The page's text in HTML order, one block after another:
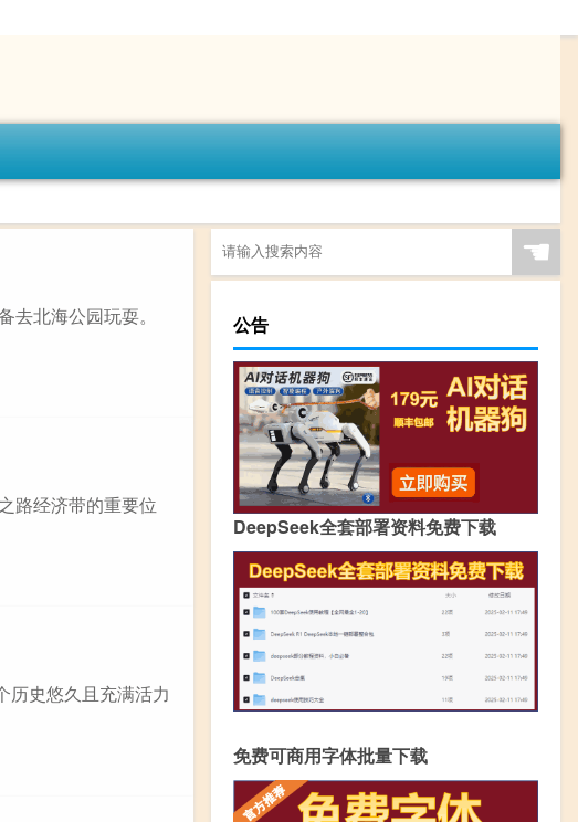
北海公园玩耍。
路经济带的重要位
历史悠久且充满活力
☚
公告
DeepSeek全套部署资料免费下载
免费可商用字体批量下载